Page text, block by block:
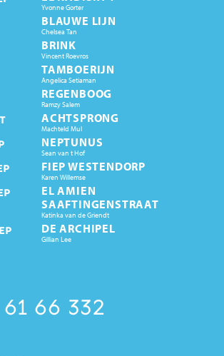
Yvonne Gorter
BLAUWE LIJN
Chelsea Tan
BRINK
Vincent Roevros
TAMBOERIJN
Angelica Setiaman
REGENBOOG
Ramzy Salem
ACHTSPRONG
Machteld Mul
NEPTUNUS
Sean van t Hof
FIEP WESTENDORP
Karen Willemse
EL AMIEN
SAAFTINGENSTRAAT
Katinka van de Griendt
DE ARCHIPEL
Gillian Lee
66 332